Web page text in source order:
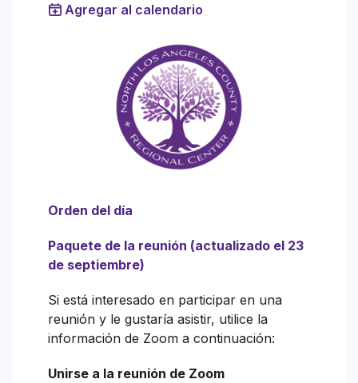
Agregar al calendario
Orden del día
Paquete de la reunión (actualizado el 23
de septiembre)
Si está interesado en participar en una
reunión y le gustaría asistir, utilice la
información de Zoom a continuación:
Unirse a la reunión de Zoom